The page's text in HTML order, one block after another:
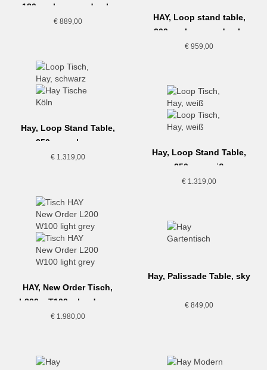
180cm, lacquered oak,
deep blue
€889,00
HAY, Loop stand table,
200cm, lacquered oak,
black
€ 959,00
Hay, Loop Stand Table,
250cm, schwarz
€1.319,00
Hay, Loop Stand Table,
250cm, weiß
€ 1.319,00
HAY, New Order Tisch,
L200 x T100, cloud grey
€1.980,00
Hay, Palissade Table, sky
€ 849,00